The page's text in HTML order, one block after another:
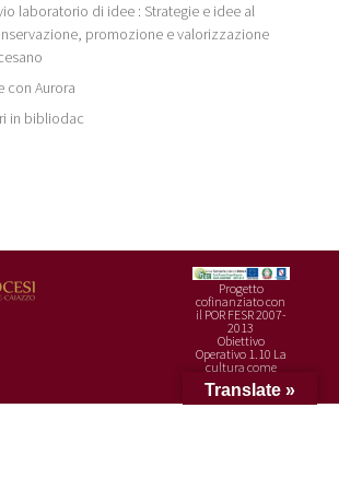
laboratorio di idee : Strategie e idee al
promozione e valorizzazione
con Aurora
in bibliodac
Progetto
cofinanziato con
il POR FESR 2007-
2013
Obiettivo
Operativo 1.10 La
cultura come
risorsa
Translate »